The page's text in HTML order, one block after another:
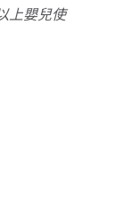
上嬰兒使